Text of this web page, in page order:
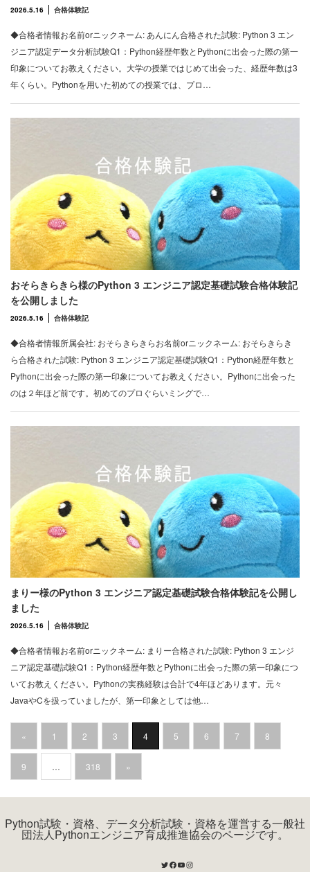
2026.5.16 合格体験記
◆合格者情報お名前orニックネーム: あんにん合格された試験: Python 3 エン
ジニア認定データ分析試験Q1：Python経歴年数とPythonに出会った際の第一
印象についてお教えください。大学の授業ではじめて出会った、経歴年数は3
年くらい。Pythonを用いた初めての授業では、プロ…
おそらきらきら様のPython 3 エンジニア認定基礎試験合格体験記
を公開しました
2026.5.16 合格体験記
◆合格者情報所属会社: おそらきらきらお名前orニックネーム: おそらきらき
ら合格された試験: Python 3 エンジニア認定基礎試験Q1：Python経歴年数と
Pythonに出会った際の第一印象についてお教えください。Pythonに出会った
のは２年ほど前です。初めてのプロぐらいミングで…
まりー様のPython 3 エンジニア認定基礎試験合格体験記を公開し
ました
2026.5.16 合格体験記
◆合格者情報お名前orニックネーム: まりー合格された試験: Python 3 エンジ
ニア認定基礎試験Q1：Python経歴年数とPythonに出会った際の第一印象につ
いてお教えください。Pythonの実務経験は合計で4年ほどあります。元々
JavaやCを扱っていましたが、第一印象としては他…
« 1 2 3 4 5 6 7 8
9 … 318 »
Python試験・資格、データ分析試験・資格を運営する一般社
団法人Pythonエンジニア育成推進協会のページです。
Twitter
Facebook
YouTube
Instagram